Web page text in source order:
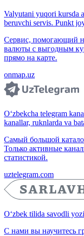
Valyutani yuqori kursda
beruvchi servis. Punkt
Сервис, помогающий
валюты с выгодным
прямо на карте.
onmap.uz
O‘zbekcha telegram
kanallar, ruknlarda va
Самый большой
Только активные
статистикой.
uztelegram.com
O‘zbek tilida savodli
С нами вы научитесь